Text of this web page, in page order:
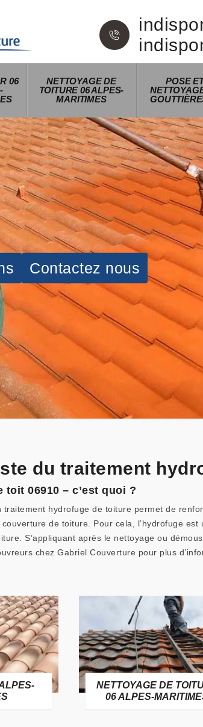
06
NETTOYAGE DE
TOITURE 06 ALPES-
MARITIMES
POSE
Contactez nous
du traitement
toit 06910 – c’est quoi ?
traitement hydrofuge de toiture permet de
de toiture. Pour cela, l’hydrofuge
S’appliquant après le nettoyage ou
chez Gabriel Couverture pour plus
NETTOYAGE DE
06 ALPES-